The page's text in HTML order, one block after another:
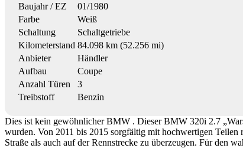
Baujahr / EZ
01/1980
Farbe
Weiß
Schaltung
Schaltgetriebe
Kilometerstand 84.098 km (52.256 mi)
Anbieter
Händler
Aufbau
Coupe
Anzahl Türen
3
Treibstoff
Benzin
Dies ist kein gewöhnlicher BMW . Dieser BMW 320i 2.7
wurden. Von 2011 bis 2015 sorgfältig mit hochwertigen Teilen
Straße als auch auf der Rennstrecke zu überzeugen. Für den